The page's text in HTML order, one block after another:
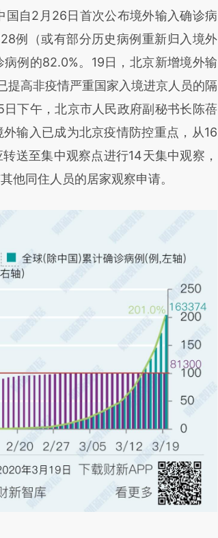
国自2月26日首次公布境外输入确诊病
例（或有部分历史病例重新归入境外
例的82.0%。19日，北京新增境外输
提高非疫情严重国家入境进京人员的隔
下午，北京市人民政府副秘书长陈蓓
输入已成为北京疫情防控重点，从16
送至集中观察点进行14天集中观察，
他同住人员的居家观察申请。